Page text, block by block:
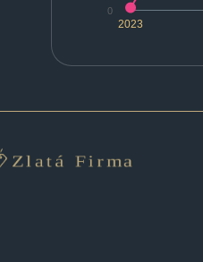
2023
0